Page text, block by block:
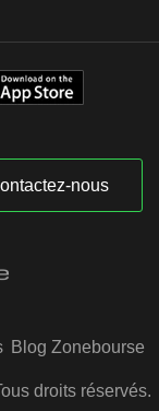
nous
Blog Zonebourse
droits réservés.